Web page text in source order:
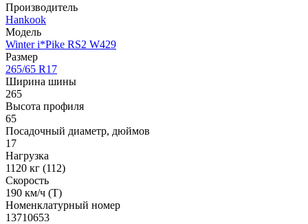
Производитель
Hankook
Модель
Winter i*Pike RS2 W429
Размер
265/65 R17
Ширина шины
265
Высота профиля
65
Посадочный диаметр, дюймов
17
Нагрузка
1120 кг (112)
Скорость
190 км/ч (T)
Номенклатурный номер
13710653